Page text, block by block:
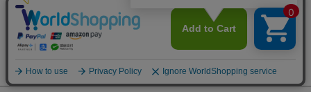
妊娠・出産準備に関する
記事はこちら